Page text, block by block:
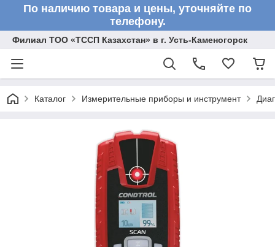
По наличию товара и цены, уточняйте по
телефону.
Филиал ТОО «ТССП Казахстан» в г. Усть-Каменогорск
Каталог Измерительные приборы и инструмент